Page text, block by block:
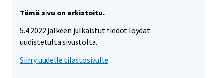
Tämä sivu on arkistoitu.
5.4.2022 jälkeen julkaistut tiedot löydät
uudistetulta sivustolta.
Siirry uudelle tilastosivulle